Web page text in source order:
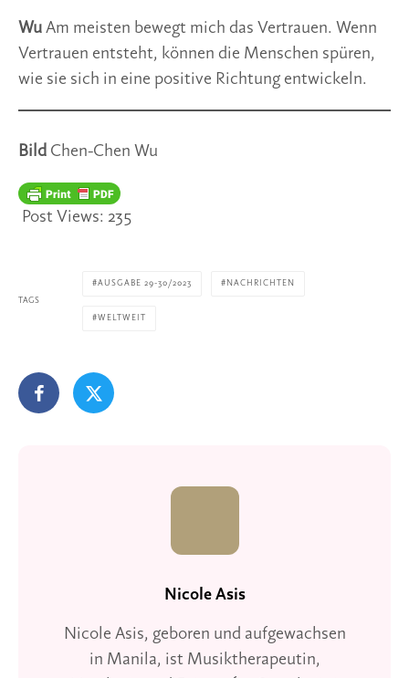
Wu Am meisten bewegt mich das Vertrauen. Wenn
Vertrauen entsteht, können die Menschen spüren,
wie sie sich in eine positive Richtung entwickeln.
Bild Chen-Chen Wu
Post Views: 235
TAGS
AUSGABE 29-30/2023 NACHRICHTEN
WELTWEIT
Nicole Asis
Nicole Asis, geboren und aufgewachsen
in Manila, ist Musiktherapeutin,